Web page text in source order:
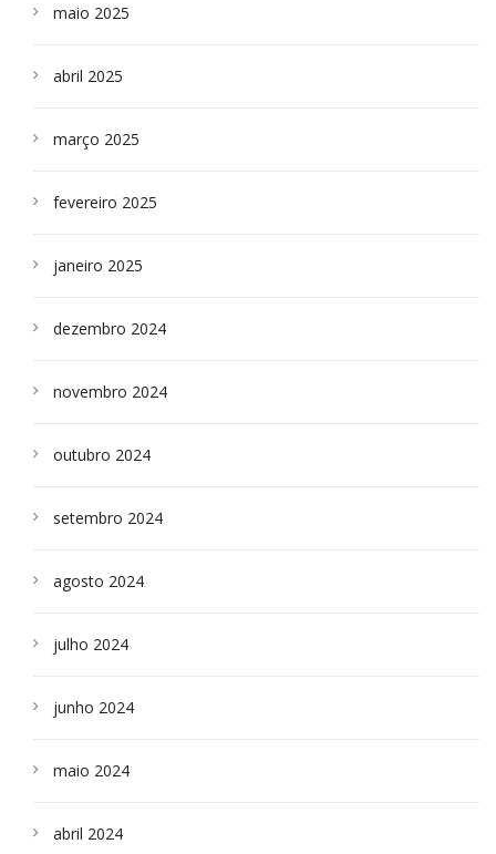
maio 2025
abril 2025
março 2025
fevereiro 2025
janeiro 2025
dezembro 2024
novembro 2024
outubro 2024
setembro 2024
agosto 2024
julho 2024
junho 2024
maio 2024
abril 2024